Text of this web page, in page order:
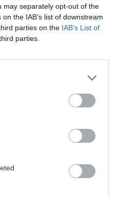
may separately opt-out of the
the IAB’s list of downstream
parties on the IAB’s List of
parties.